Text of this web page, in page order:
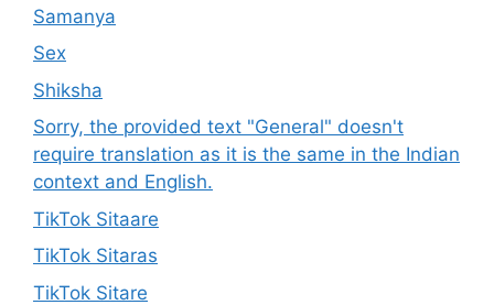
Samanya
Sex
Shiksha
Sorry, the provided text "General" doesn't
require translation as it is the same in the Indian
context and English.
TikTok Sitaare
TikTok Sitaras
TikTok Sitare